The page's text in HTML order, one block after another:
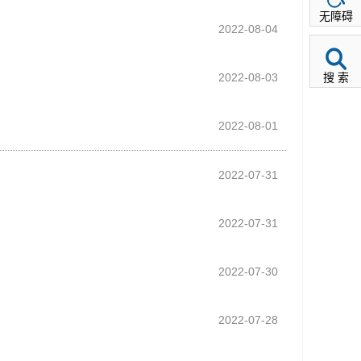
2022-08-04
2022-08-03
2022-08-01
2022-07-31
2022-07-31
2022-07-30
2022-07-28
无障碍
搜 索